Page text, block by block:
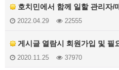
호치민에서 함께 일할 관리자/
2022.04.29 22555
게시글 열람시 회원가입 및 필
2020.11.25 37970